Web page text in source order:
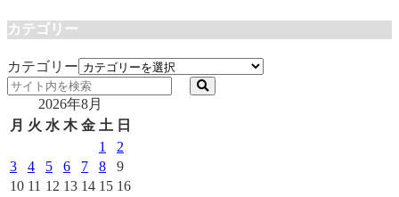
カテゴリー
カテゴリー
2026年8月
月 火 水 木 金 土 日
1
2
3
4 5 6 7 8
9
10 11 12 13 14 15 16